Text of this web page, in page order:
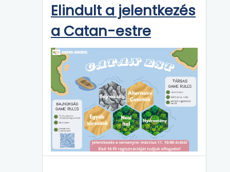
Elindult a jelentkezés
a Catan-estre